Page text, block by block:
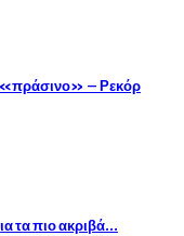
«πράσινο» – Ρεκόρ
τα πιο ακριβά…